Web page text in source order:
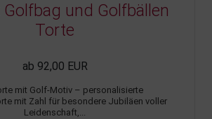
und Golfbällen
Torte
ab 92,00 EUR
mit Golf-Motiv – personalisierte
mit Zahl für besondere Jubiläen voller
Leidenschaft,...